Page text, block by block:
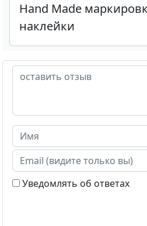
Hand Made
наклейки
Уведомлять об ответах